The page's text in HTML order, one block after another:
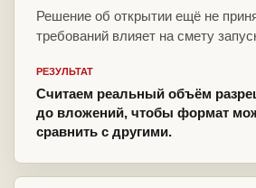
Решение об открытии ещё не
требований влияет на смету
РЕЗУЛЬТАТ
Считаем реальный объём
до вложений, чтобы формат
сравнить с другими.